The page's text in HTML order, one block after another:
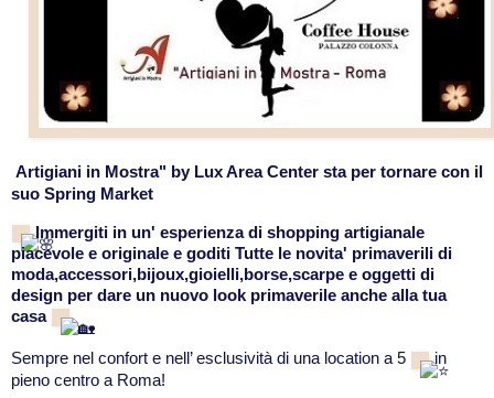
Artigiani in Mostra" by Lux Area Center sta per tornare con il
suo Spring Market
Immergiti in un' esperienza di shopping artigianale
piacevole e originale e goditi Tutte le novita' primaverili di
moda,accessori,bijoux,gioielli,borse,scarpe e oggetti di
design per dare un nuovo look primaverile anche alla tua
casa
Sempre nel confort e nell’ esclusività di una location a 5
in
pieno centro a Roma!